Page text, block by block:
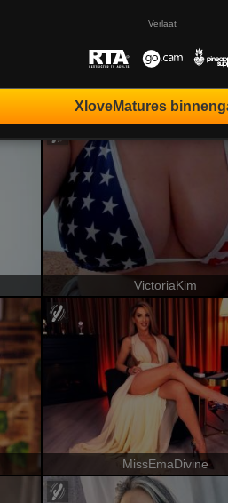
LilithAmoth
VictoriaKim
MissEmaDivine
Verlaat
XloveMatures